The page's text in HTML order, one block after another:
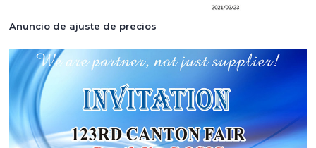
Anuncio de ajuste de precios